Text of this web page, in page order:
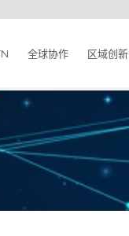
全球协作 区域创新